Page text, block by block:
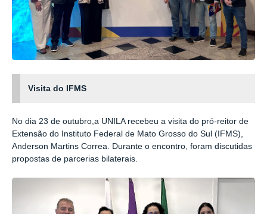
Visita do IFMS
No dia 23 de outubro,a UNILA recebeu a visita do pró-reitor de
Extensão do Instituto Federal de Mato Grosso do Sul (IFMS),
Anderson Martins Correa. Durante o encontro, foram discutidas
propostas de parcerias bilaterais.